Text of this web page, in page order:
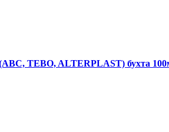
TEBO, ALTERPLAST) бухта